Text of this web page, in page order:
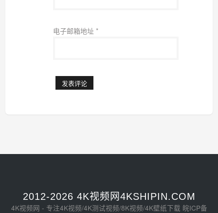
电子邮箱地址 *
2012-2026 4K视频网4KSHIPIN.COM
4K视频网 - 专注4K视频/4K测试视频/8K视频/4K壁纸下载 皖ICP备